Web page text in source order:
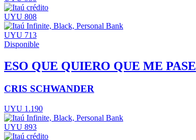
UYU 808
UYU 713
Disponible
ESO QUE QUIERO QUE ME PASE
CRIS SCHWANDER
UYU 1.190
UYU 893